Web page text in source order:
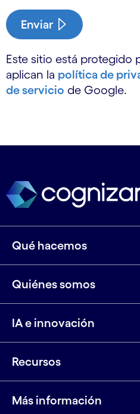
Enviar
Este sitio está protegido
aplican la política de
de servicio de Google.
Qué hacemos
Quiénes somos
IA e innovación
Recursos
Más información